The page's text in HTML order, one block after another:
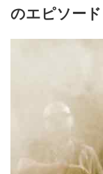
のエピソード